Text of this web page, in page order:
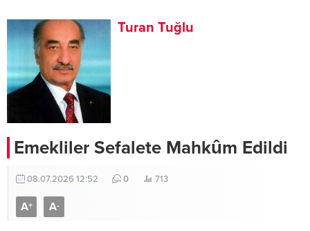
Turan Tuğlu
Emekliler Sefalete Mahkûm Edildi
08.07.2026 12:52 0 713
A+ A-